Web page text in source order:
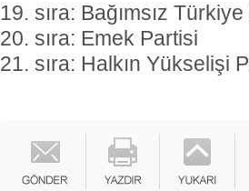
19. sıra: Bağımsız
20. sıra: Emek Partisi
21. sıra: Halkın Yükselişi